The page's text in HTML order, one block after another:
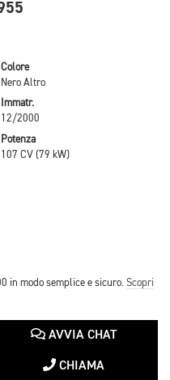
Colore
Nero Altro
Immatr.
12/2000
Potenza
107 CV (79 kW)
in modo semplice e sicuro. Scopri
AVVIA CHAT
CHIAMA